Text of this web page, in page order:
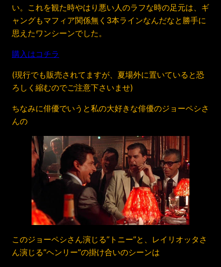
い。これを観た時やはり悪い人のラフな時の足元は、ギ
ャングもマフィア関係無く3本ラインなんだなと勝手に
思えたワンシーンでした。
購入はコチラ
(現行でも販売されてますが、夏場外に置いていると恐
ろしく縮むのでご注意下さいませ)
ちなみに俳優でいうと私の大好きな俳優のジョーペシさ
んの
このジョーペシさん演じる”トニー”と、レイリオッタさ
ん演じる”ヘンリー”の掛け合いのシーンは